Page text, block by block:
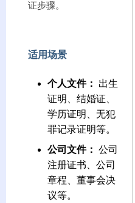
证步骤。
适用场景
个人文件：
出生
证明、结婚证、
学历证明、无犯
罪记录证明等。
公司文件： 公司
注册证书、公司
章程、董事会决
议等。